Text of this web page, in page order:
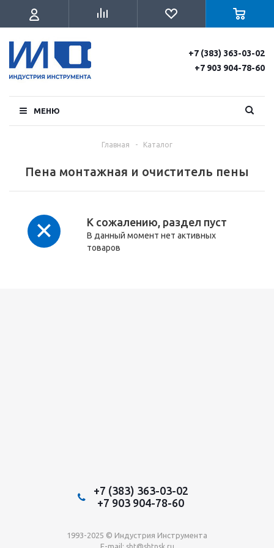
+7 (383) 363-03-02
+7 903 904-78-60
МЕНЮ
Главная - Каталог
Пена монтажная и очиститель пены
К сожалению, раздел пуст
В данный момент нет активных
товаров
+7 (383) 363-03-02
+7 903 904-78-60
1993-2025 © Индустрия Инструмента
E-mail: